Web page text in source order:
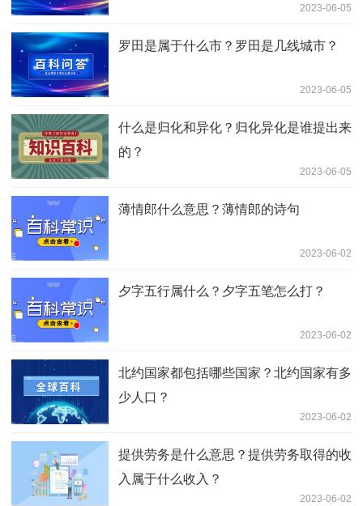
2023-06-05
罗田是属于什么市？罗田是几线城市？
2023-06-05
什么是归化和异化？归化异化是谁提出来
的？
2023-06-05
薄情郎什么意思？薄情郎的诗句
2023-06-02
夕字五行属什么？夕字五笔怎么打？
2023-06-02
北约国家都包括哪些国家？北约国家有多
少人口？
2023-06-02
提供劳务是什么意思？提供劳务取得的收
入属于什么收入？
2023-06-02